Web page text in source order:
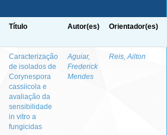
Título Autor(es) Orientador(es)
Caracterização
de isolados de
Corynespora
cassiicola e
avaliação da
sensibilidade
in vitro a
fungicidas
Aguiar,
Frederick
Mendes
Reis, Ailton